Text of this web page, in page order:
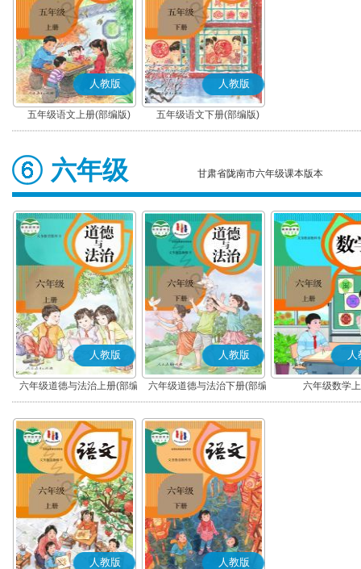
人教版
五年级语文上册(部编版)
人教版
五年级语文下册(部编版)
六年级 甘肃省陇南市六年级课本版本
人教版
六年级道德与法治上册(部编
版)
人教版
六年级道德与法治下册(部编
版)
人
六年级数学
人教版 人教版